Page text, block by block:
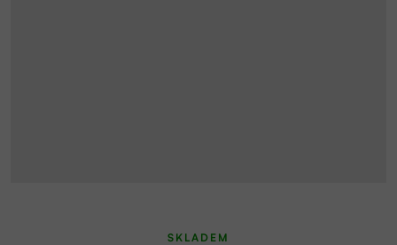
SKLADEM